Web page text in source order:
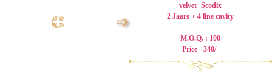
➩
velvet+Scodix
2 Jaars + 4 line cavity
M.O.Q. : 100
Price - 340/-